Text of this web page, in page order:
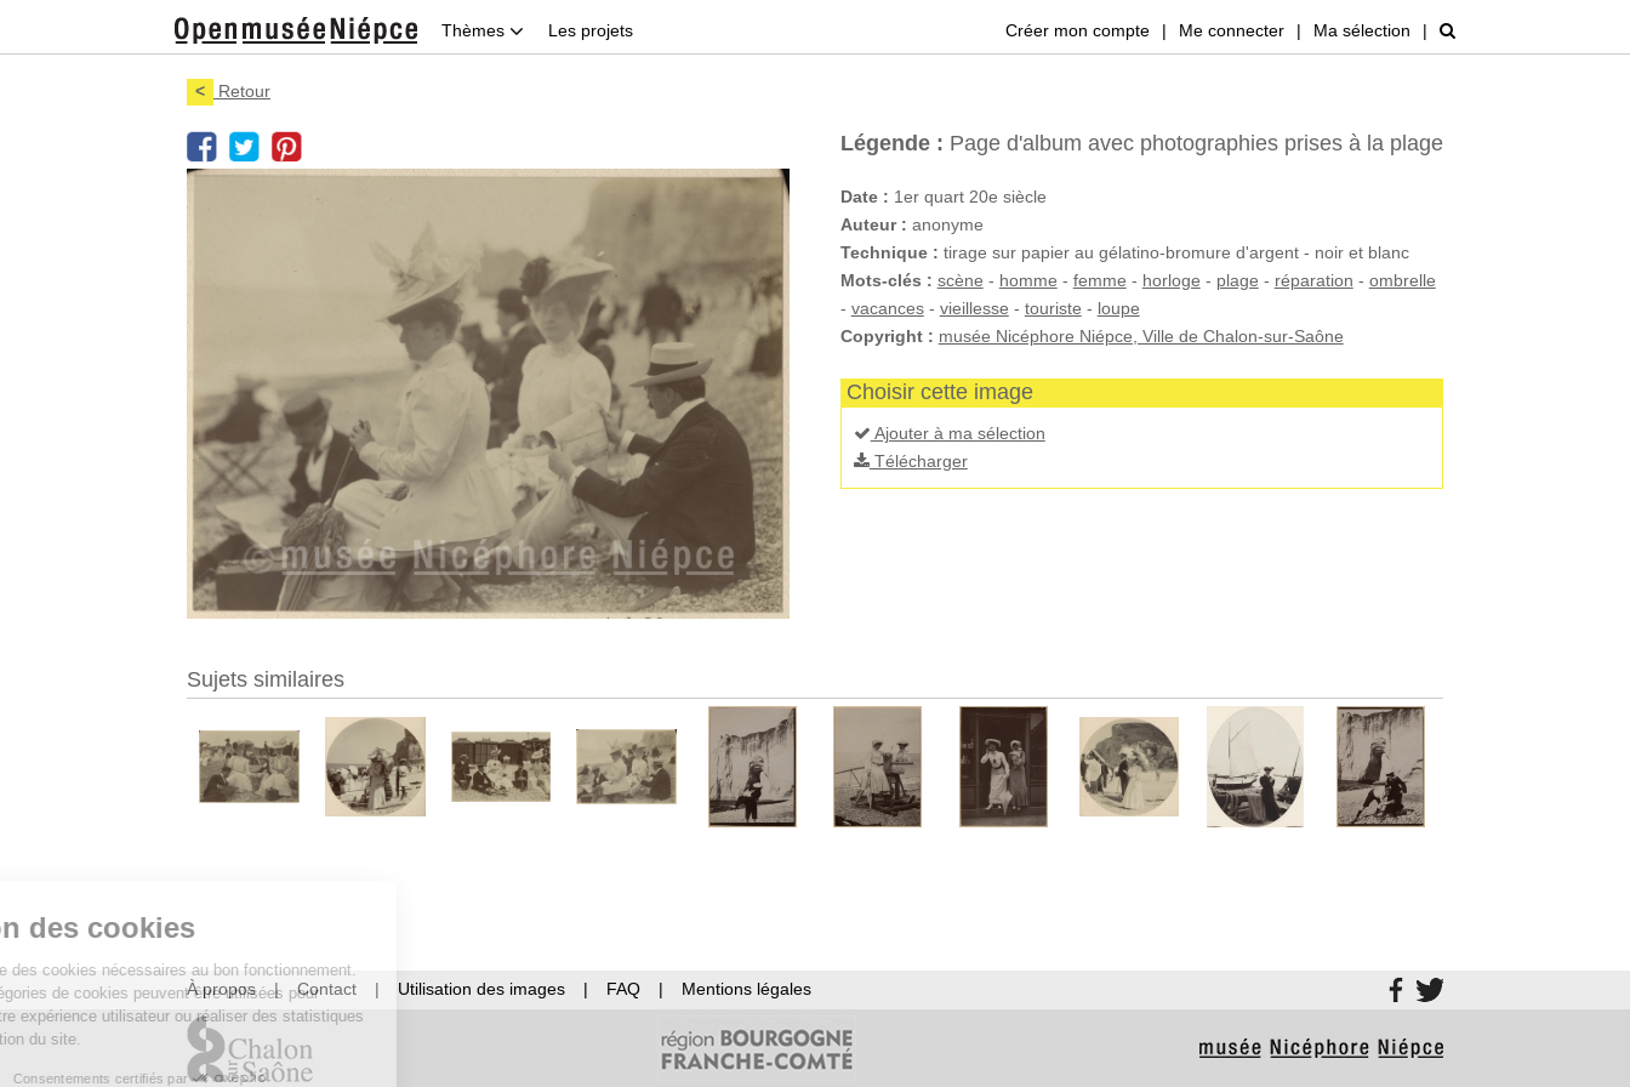
Thèmes Les projets Créer mon compte | Me connecter | Ma sélection |
< Retour
Légende : Page d'album avec photographies prises à la plage
Date : 1er quart 20e siècle
Auteur : anonyme
Technique : tirage sur papier au gélatino-bromure d'argent - noir et blanc
Mots-clés : scène - homme - femme - horloge - plage - réparation - ombrelle
- vacances- vieillesse - touriste - loupe
Copyright : musée Nicéphore Niépce, Ville de Chalon-sur-Saône
Choisir cette image
Ajouter à ma sélection
Télécharger
Sujets similaires
À propos | Contact | Utilisation des images | FAQ | Mentions légales
Gestion des cookies
Ce site utilise des cookies nécessaires au bon fonctionnement.
D’autres catégories de cookies peuvent être utilisées pour
améliorer votre expérience utilisateur ou réaliser des statistiques
de fréquentation du site.
Consentements certifiés par